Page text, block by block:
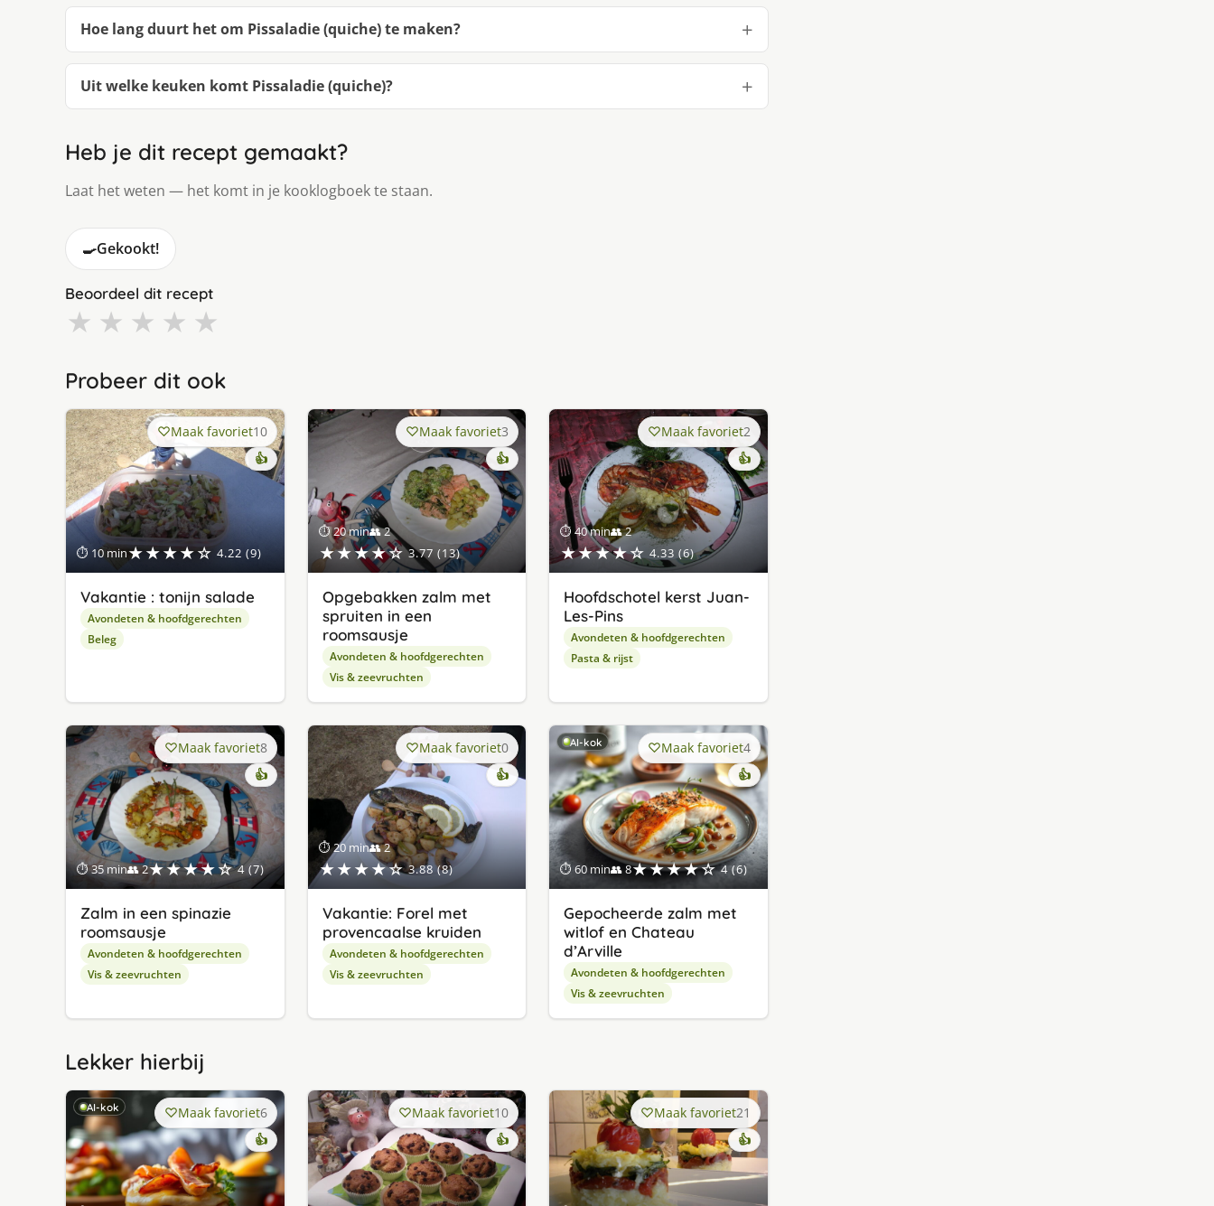
Hoe lang duurt het om Pissaladie (quiche) te maken?
Uit welke keuken komt Pissaladie (quiche)?
Heb je dit recept gemaakt?
Laat het weten — het komt in je kooklogboek te staan.
🍳Gekookt!
Beoordeel dit recept
★ ★ ★ ★ ★
Probeer dit ook
⏱ 10 min★★★★☆ 4.22 (9)
Maak favoriet10
👍
Vakantie : tonijn salade
Avondeten & hoofdgerechten
Beleg
⏱ 20 min👥 2
★★★★☆ 3.77 (13)
Maak favoriet3
👍
Opgebakken zalm met
spruiten in een
roomsausje
Avondeten & hoofdgerechten
Vis & zeevruchten
⏱ 40 min👥 2
★★★★☆ 4.33 (6)
Maak favoriet2
👍
Hoofdschotel kerst Juan-
Les-Pins
Avondeten & hoofdgerechten
Pasta & rijst
⏱ 35 min👥 2★★★★☆ 4 (7)
Maak favoriet8
👍
Zalm in een spinazie
roomsausje
Avondeten & hoofdgerechten
Vis & zeevruchten
⏱ 20 min👥 2
★★★★☆ 3.88 (8)
Maak favoriet0
👍
Vakantie: Forel met
provencaalse kruiden
Avondeten & hoofdgerechten
Vis & zeevruchten
AI-kok
⏱ 60 min👥 8★★★★☆ 4 (6)
Maak favoriet4
👍
Gepocheerde zalm met
witlof en Chateau
d’Arville
Avondeten & hoofdgerechten
Vis & zeevruchten
Lekker hierbij
AI-kok Maak favoriet6
👍
Maak favoriet10
👍
Maak favoriet21
👍